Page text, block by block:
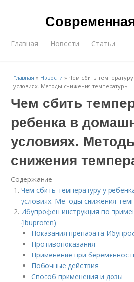
Главная Новости Статьи
Главная » Новости » Чем сбить
условиях. Методы снижения температуры
Чем сбить
ребенка в
условиях.
снижения
Содержание
Чем сбить температуру у
условиях. Методы снижения
Ибупрофен инструкция по
(Ibuprofen)
Показания препарата
Противопоказания
Применение при
Побочные действия
Способ применения и дозы